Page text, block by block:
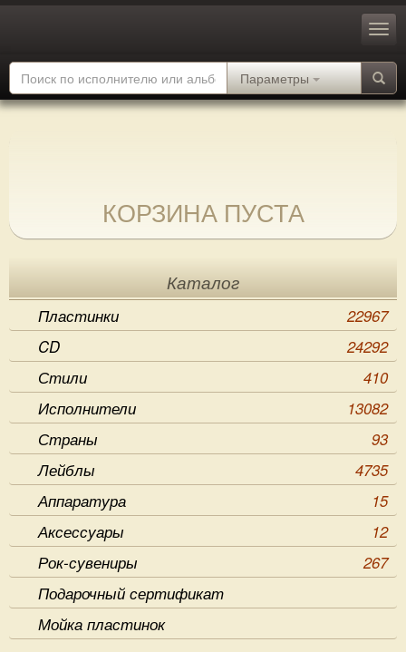
Параметры
КОРЗИНА ПУСТА
Каталог
Пластинки
22967
CD
24292
Стили
410
Исполнители
13082
Страны
93
Лейблы
4735
Аппаратура
15
Аксессуары
12
Рок-сувениры
267
Подарочный сертификат
Мойка пластинок